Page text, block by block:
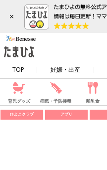
×
TOP 妊娠・出産
育児グッズ 病気・予防接種 離乳食
ひよこクラブ アプリ